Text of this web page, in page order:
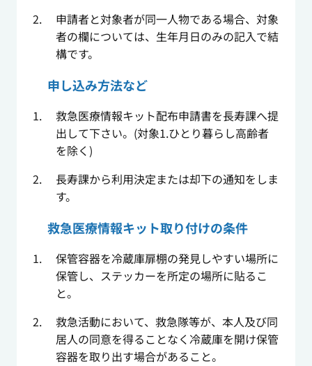
申請者と対象者が同一人物である場合、対象
者の欄については、生年月日のみの記入で結
構です。
申し込み方法など
救急医療情報キット配布申請書を長寿課へ提
出して下さい。(対象1.ひとり暮らし高齢者
を除く)
長寿課から利用決定または却下の通知をしま
す。
救急医療情報キット取り付けの条件
保管容器を冷蔵庫扉棚の発見しやすい場所に
保管し、ステッカーを所定の場所に貼るこ
と。
救急活動において、救急隊等が、本人及び同
居人の同意を得ることなく冷蔵庫を開け保管
容器を取り出す場合があること。